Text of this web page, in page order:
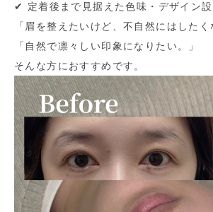
✔︎ 定着後まで見据えた色味・デザイン
「眉を整えたいけど、不自然にはしたく
「自然で凛々しい印象になりたい。」
そんな方におすすめです。